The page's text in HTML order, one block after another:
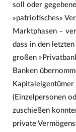
soll oder
»patriotisches«
Marktphasen –
dass in den
großen
Banken
(Einzelpersonen
zuschießen
private